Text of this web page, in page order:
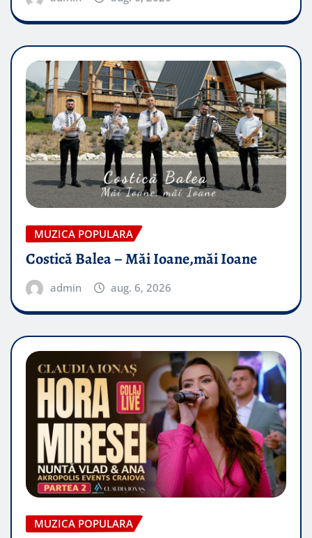
MUZICA POPULARA
Costică Balea – Măi Ioane,măi Ioane
admin aug. 6, 2026
MUZICA POPULARA